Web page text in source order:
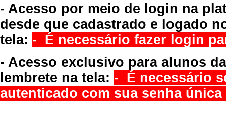
- Acesso por meio de login na
desde que cadastrado e logado
tela: - É necessário fazer login
- Acesso exclusivo para alunos
lembrete na tela: - É necessário
autenticado com sua senha